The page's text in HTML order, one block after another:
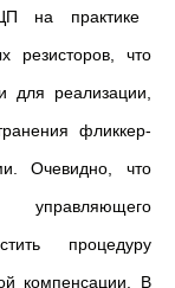
на практике
резисторов, что
для реализации,
фликкер-
Очевидно, что
процедуру
компенсации. В